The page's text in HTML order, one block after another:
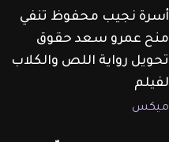
أسرة نجيب محفوظ تنفي
منح عمرو سعد حقوق
تحويل رواية اللص والكلاب
لفيلم
ميكس